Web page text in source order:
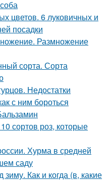
цветов. 6 луковичных и
посадки
Размножение
сорта. Сорта
Недостатки
с ним бороться
сортов роз, которые
Хурма в средней
саду
Как и когда (в, какие